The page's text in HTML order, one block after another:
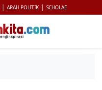
| ARAH POLITIK | SCHOLAE